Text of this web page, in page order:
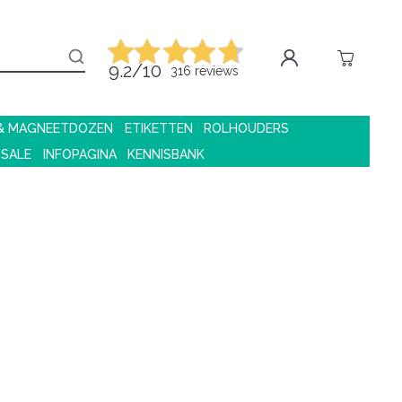
9.2/10 316 reviews
MAGNEETDOZEN ETIKETTEN
ROLHOUDERS
INFOPAGINA KENNISBANK